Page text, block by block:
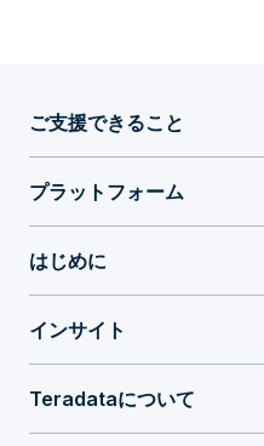
ご支援できること
プラットフォーム
はじめに
インサイト
Teradataについて